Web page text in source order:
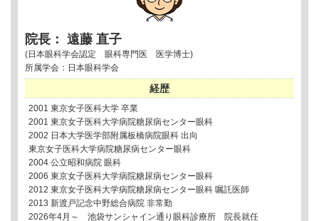
院長： 遠藤 直子
(日本眼科学会認定 眼科専門医 医学博士)
所属学会：日本眼科学会
経歴
2001 東京女子医科大学 卒業
2001 東京女子医科大学病院糖尿病センター眼科
2002 日本大学医学部附属板橋病院眼科 出向
東京女子医科大学病院糖尿病センター眼科
2004 公立昭和病院 眼科
2006 東京女子医科大学病院糖尿病センター眼科
2012 東京女子医科大学病院糖尿病センター眼科 嘱託医師
2013 新渡戸記念中野総合病院 非常勤
2026年4月～ 池袋サンシャイン通り眼科診療所 院長就任